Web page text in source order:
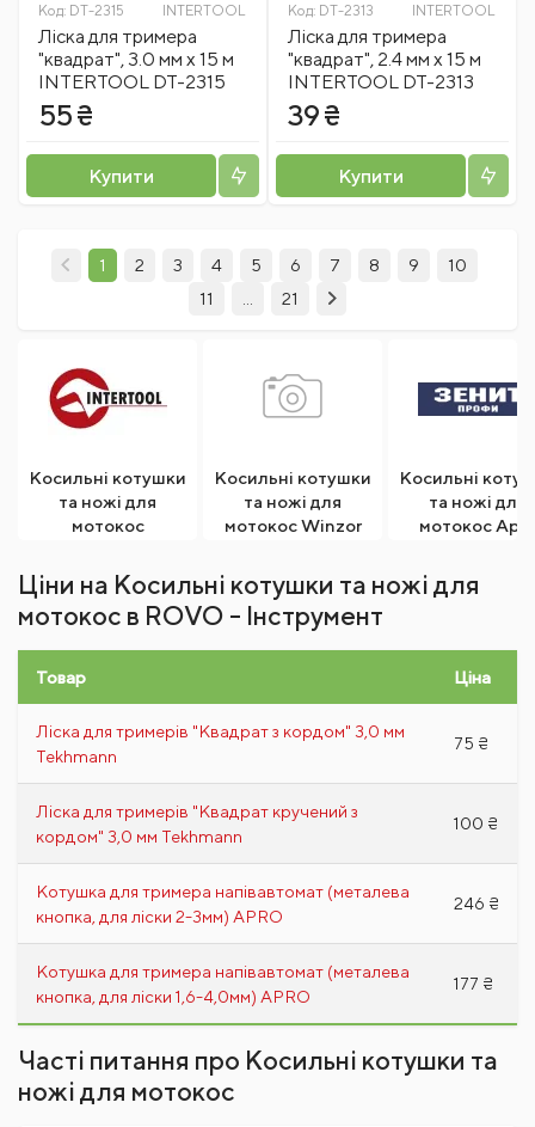
Код: DT-2315 INTERTOOL
Лiска для тримера
"квадрат", 3.0 мм x 15 м
INTERTOOL DT-2315
55 ₴
Купити
Код: DT-2313 INTERTOOL
Лiска для тримера
"квадрат", 2.4 мм x 15 м
INTERTOOL DT-2313
39 ₴
Купити
1 2 3 4 5 6 7 8 9
10
11
21
Косильні котушки
та ножі для
мотокос
Косильні котушки
та ножі для
мотокос Winzor
Косильні
та ножі для
мотокос Apro
Ціни на Косильні котушки та ножі для
мотокос в ROVO - Інструмент
Товар Ціна
Ліска для тримерів "Квадрат з кордом" 3,0 мм
Tekhmann
75 ₴
Ліска для тримерів "Квадрат кручений з
кордом" 3,0 мм Tekhmann
100 ₴
Котушка для тримера напівавтомат (металева
кнопка, для ліски 2-3мм) APRO
246 ₴
Котушка для тримера напівавтомат (металева
кнопка, для ліски 1,6-4,0мм) APRO
177 ₴
Часті питання про Косильні котушки та
ножі для мотокос